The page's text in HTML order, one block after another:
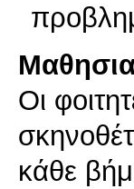
Οι
κάθε